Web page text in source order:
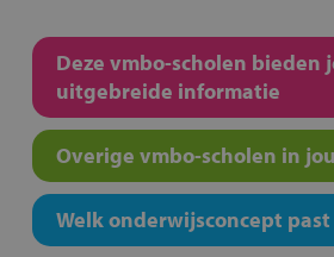
Deze vmbo-scholen bieden
uitgebreide informatie
Overige vmbo-scholen in
Welk onderwijsconcept